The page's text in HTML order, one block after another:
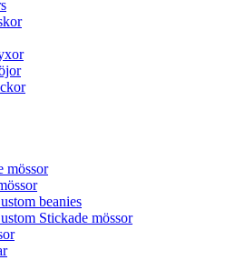
mössor
beanies
Stickade mössor